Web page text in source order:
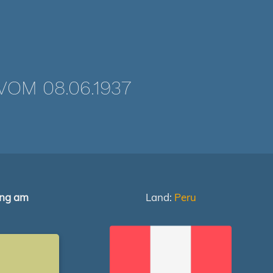
08.06.1937
am
Land: Peru